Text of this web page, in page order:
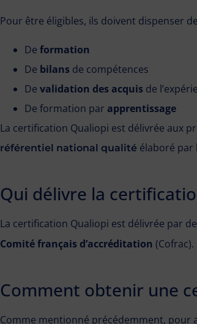
Pour être éligibles, ils doivent dispenser
De formation
De bilans de compétences
De validation des acquis de
De formation par apprentissage
La certification Qualiopi est délivrée aux
référentiel national qualité élaboré par
Qui délivre la
La certification Qualiopi est délivrée par
Comité français d’accréditation (Cofrac).
Comment obtenir une
Comme mentionné précédemment,